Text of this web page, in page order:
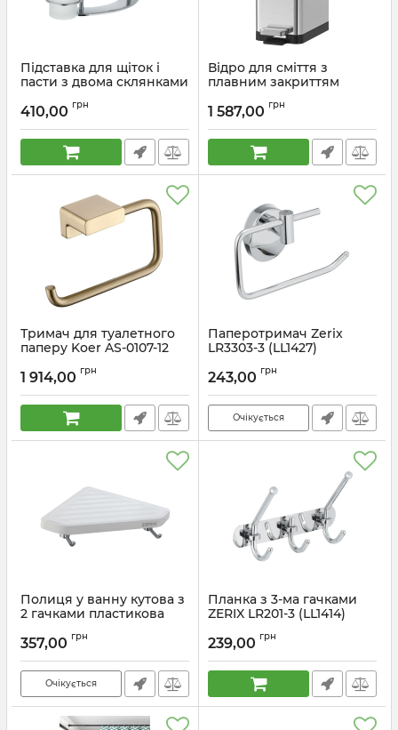
Підставка для щіток і
пасти з двома склянками
Артикул: ZX2698
410,00 грн
Відро для сміття з
плавним закриттям
010206-02 6 л колір
Артикул: KR5594
1 587,00 грн
Тримач для туалетного
паперу Koer AS-0107-12
(KR6183)
Артикул: KR6183
1 914,00 грн
Паперотримач Zerix
LR3303-3 (LL1427)
243,00 грн
Очікується
Полиця у ванну кутова з
2 гачками пластикова
Артикул: ZX2816
357,00 грн
Очікується
Планка з 3-ма гачками
ZERIX LR201-3 (LL1414)
239,00 грн